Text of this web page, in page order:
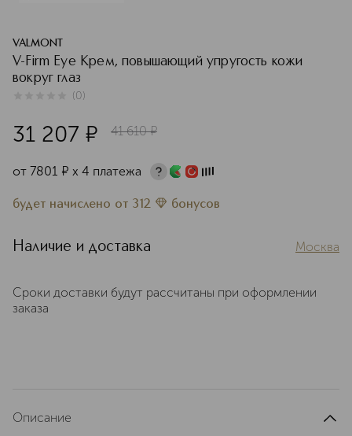
VALMONT
V-Firm Eye Крем, повышающий упругость кожи
вокруг глаз
(0)
31 207 ¤ 41 610 ¤
от 7801 ¤ х 4 платежа
будет начислено от 312 бонусов
Наличие и доставка Москва
Сроки доставки будут рассчитаны при оформлении
заказа
Описание